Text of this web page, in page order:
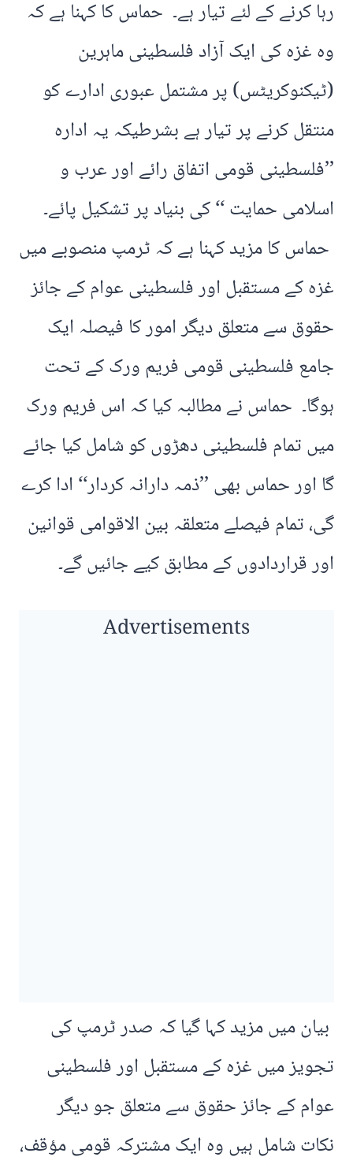
رہا کرنے کے لئے تیار ہے۔ حماس کا کہنا ہے کہ
وہ غزہ کی ایک آزاد فلسطینی ماہرین
(ٹیکنوکریٹس) پر مشتمل عبوری ادارے کو
منتقل کرنے پر تیار ہے بشرطیکہ یہ ادارہ
’’فلسطینی قومی اتفاق رائے اور عرب و
اسلامی حمایت ‘‘ کی بنیاد پر تشکیل پائے۔
حماس کا مزید کہنا ہے کہ ٹرمپ منصوبے میں
غزہ کے مستقبل اور فلسطینی عوام کے جائز
حقوق سے متعلق دیگر امور کا فیصلہ ایک
جامع فلسطینی قومی فریم ورک کے تحت
ہوگا۔ حماس نے مطالبہ کیا کہ اس فریم ورک
میں تمام فلسطینی دھڑوں کو شامل کیا جائے
گا اور حماس بھی ’’ذمہ دارانہ کردار‘‘ ادا کرے
گی، تمام فیصلے متعلقہ بین الاقوامی قوانین
اور قراردادوں کے مطابق کیے جائیں گے۔
Advertisements
بیان میں مزید کہا گیا کہ صدر ٹرمپ کی
تجویز میں غزہ کے مستقبل اور فلسطینی
عوام کے جائز حقوق سے متعلق جو دیگر
نکات شامل ہیں وہ ایک مشترکہ قومی مؤقف،